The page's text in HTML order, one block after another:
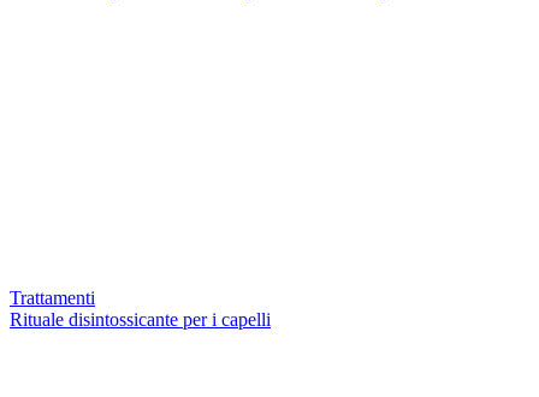
Trattamenti
Rituale disintossicante per i capelli